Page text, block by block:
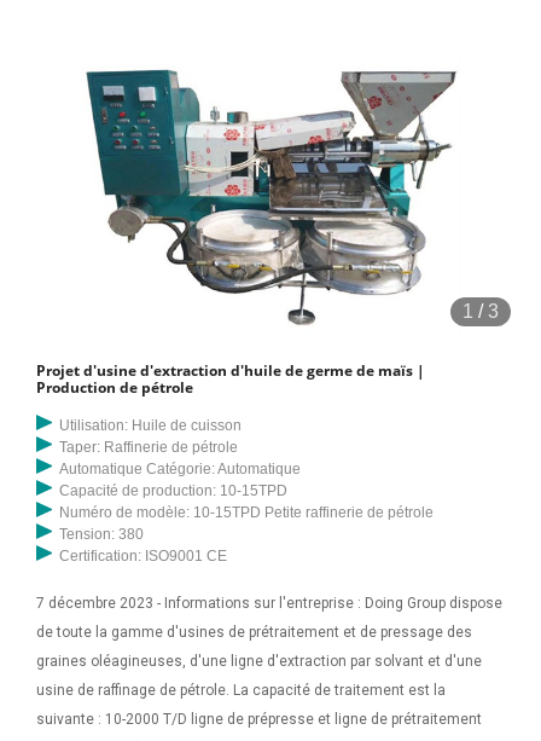
travail et de simplifier l'étape de traitement de l'huile.
1 /3
Projet d'usine d'extraction d'huile de germe de maïs |
Production de pétrole
Utilisation: Huile de cuisson
Taper: Raffinerie de pétrole
Automatique Catégorie: Automatique
Capacité de production: 10-15TPD
Numéro de modèle: 10-15TPD Petite raffinerie de pétrole
Tension: 380
Certification: ISO9001 CE
7 décembre 2023 - Informations sur l'entreprise : Doing Group dispose
de toute la gamme d'usines de prétraitement et de pressage des
graines oléagineuses, d'une ligne d'extraction par solvant et d'une
usine de raffinage de pétrole. La capacité de traitement est la
suivante : 10-2000 T/D ligne de prépresse et ligne de prétraitement